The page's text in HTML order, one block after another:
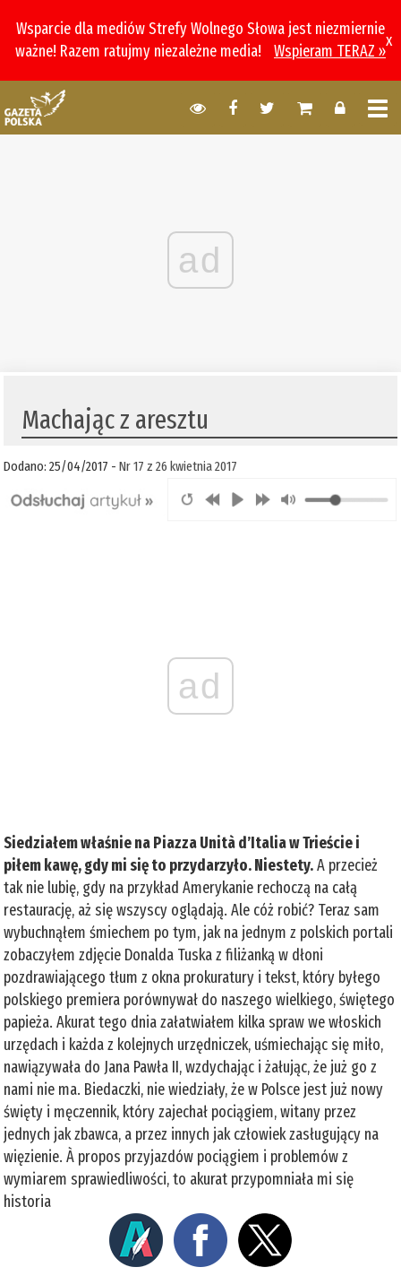
Wsparcie dla mediów Strefy Wolnego Słowa jest niezmiernie
ważne! Razem ratujmy niezależne media!
Wspieram TERAZ »
x
ad
Machając z aresztu
Dodano: 25/04/2017 -Nr 17 z 26 kwietnia 2017
ad
Siedziałem właśnie na Piazza Unità d’Italia w Trieście i
piłem kawę, gdy mi się to przydarzyło. Niestety.A przecież
tak nie lubię, gdy na przykład Amerykanie rechoczą na całą
restaurację, aż się wszyscy oglądają. Ale cóż robić? Teraz sam
wybuchnąłem śmiechem po tym, jak na jednym z polskich portali
zobaczyłem zdjęcie Donalda Tuska z filiżanką w dłoni
pozdrawiającego tłum z okna prokuratury i tekst, który byłego
polskiego premiera porównywał do naszego wielkiego, świętego
papieża. Akurat tego dnia załatwiałem kilka spraw we włoskich
urzędach i każda z kolejnych urzędniczek, uśmiechając się miło,
nawiązywała do Jana Pawła II, wzdychając i żałując, że już go z
nami nie ma. Biedaczki, nie wiedziały, że w Polsce jest już nowy
święty i męczennik, który zajechał pociągiem, witany przez
jednych jak zbawca, a przez innych jak człowiek zasługujący na
więzienie. À propos przyjazdów pociągiem i problemów z
wymiarem sprawiedliwości, to akurat przypomniała mi się
historia